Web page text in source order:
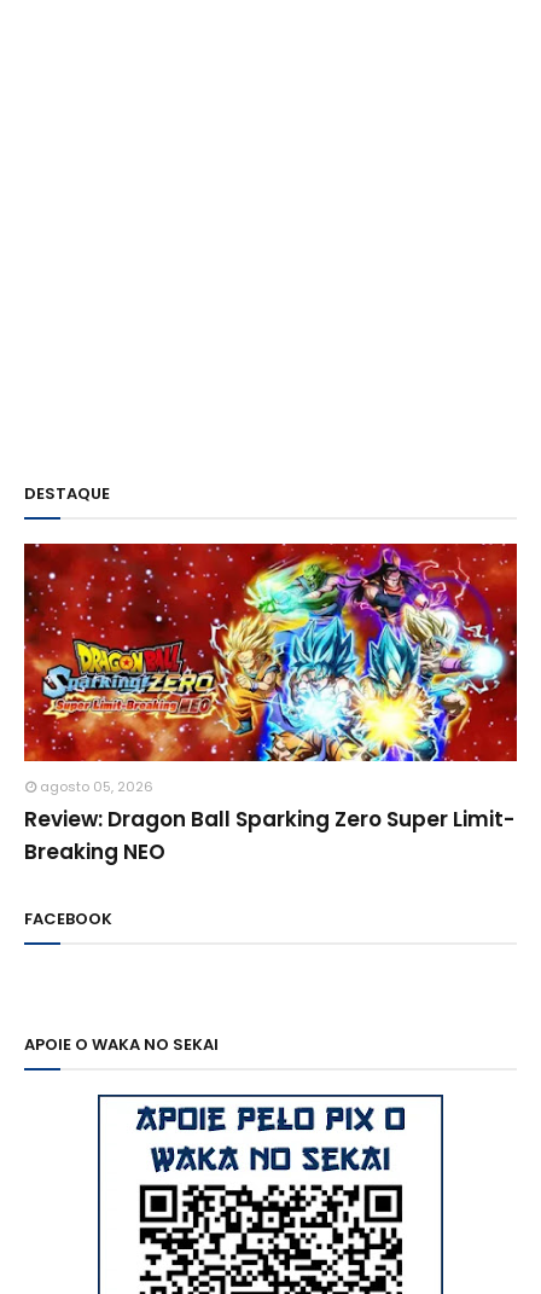
DESTAQUE
agosto 05, 2026
Review: Dragon Ball Sparking Zero Super Limit-
Breaking NEO
FACEBOOK
APOIE O WAKA NO SEKAI